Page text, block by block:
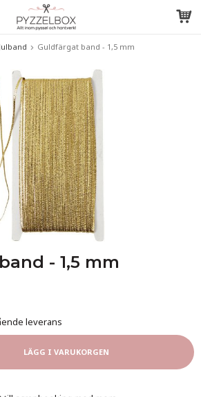
Julband Guldfärgat band - 1,5 mm
- 1,5 mm
leverans
LÄGG I VARUKORGEN